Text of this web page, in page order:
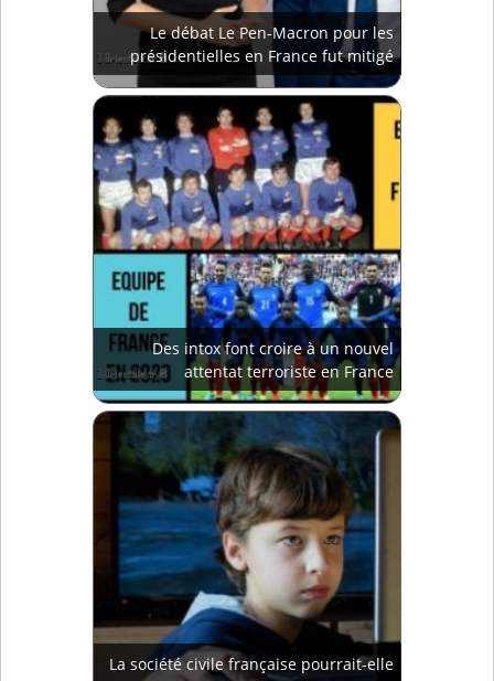
Le débat Le Pen-Macron pour les
présidentielles en France fut mitigé
Des intox font croire à un nouvel
attentat terroriste en France
La société civile française pourrait-elle